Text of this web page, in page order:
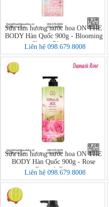
Sữa tắm hương nước hoa ON THE
BODY Hàn Quốc 900g - Blooming
Cherry Blossom
Liên hệ 098.679.8008
Sữa tắm hương nước hoa ON THE
BODY Hàn Quốc 900g - Rose
Damask Rose
Liên hệ 098.679.8008